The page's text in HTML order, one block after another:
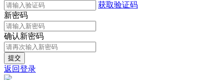
获取验证码
新密码
确认新密码
返回登录